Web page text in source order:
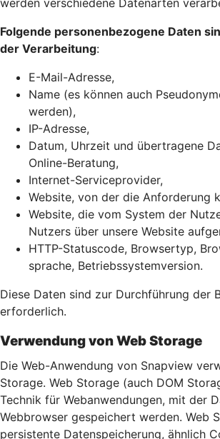
werden verschiedene Datenarten
Folgende personenbezogene Daten
der Verarbeitung:
E-Mail-Adresse,
Name (es können auch
werden),
IP-Adresse,
Datum, Uhrzeit und übertragene
Online-Beratung,
Internet-Serviceprovider,
Website, von der die Anforderung
Website, die vom System der
Nutzers über unsere Website
HTTP-Statuscode, Browsertyp,
sprache, Betriebssystemversion.
Diese Daten sind zur Durchführung der
erforderlich.
Verwendung von Web Storage
Die Web-Anwendung von Snapview
Storage. Web Storage (auch DOM
Technik für Webanwendungen, mit der
Webbrowser gespeichert werden. Web
persistente Datenspeicherung, ähnlich